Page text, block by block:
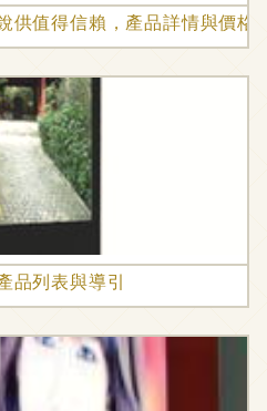
供值得信賴，產品詳情與價格
品列表與導引